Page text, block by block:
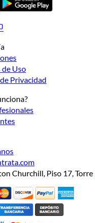
de Uso
Privacidad
Churchill, Piso 17,